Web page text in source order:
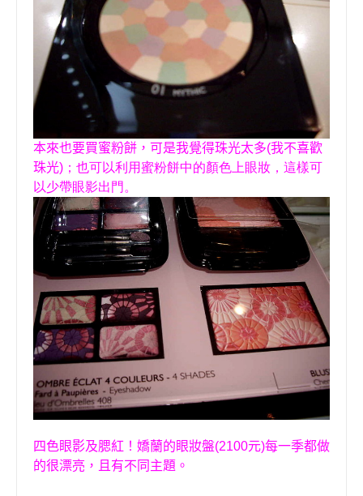
本來也要買蜜粉餅，可是我覺得珠光太多(我不喜歡
珠光) ；也可以利用蜜粉餅中的顏色上眼妝，這樣可
以少帶眼影出門。
四色眼影及腮紅！ 嬌蘭的眼妝盤(2100元)每一季都做
的很漂亮，且有不同主題。